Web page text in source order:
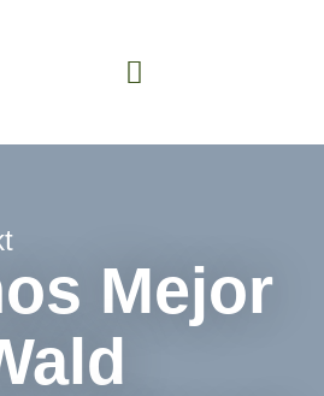
Mejor